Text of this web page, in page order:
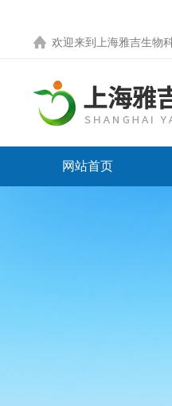
欢迎来到 上海雅吉生物
网站首页